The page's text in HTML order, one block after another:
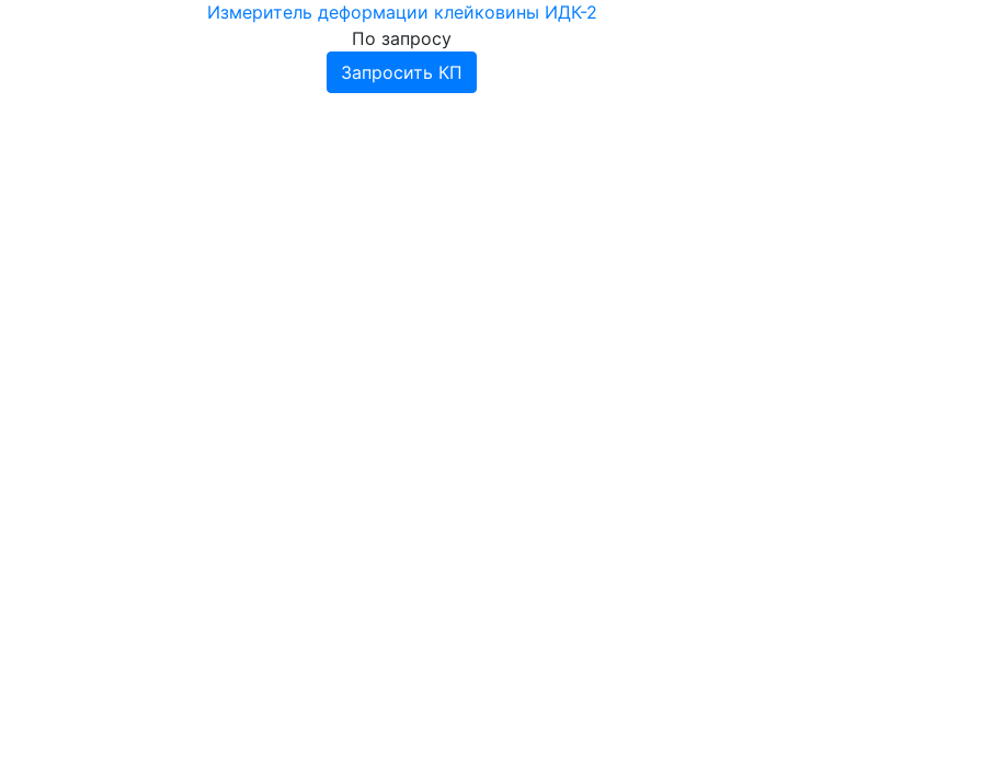
Измеритель деформации клейковины ИДК-2
По запросу
Запросить КП